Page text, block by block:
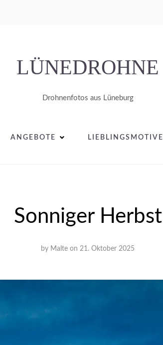
LÜNEDROHNE
Drohnenfotos aus Lüneburg
ANGEBOTE LIEBLINGSMOTIVE
Sonniger Herbst
by Malte on 21. Oktober 2025